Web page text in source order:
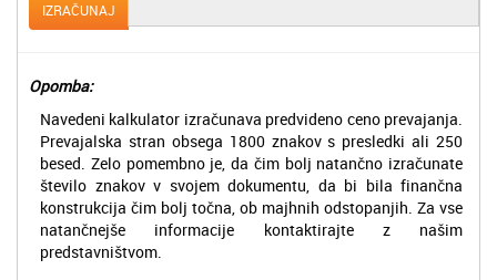
IZRAČUNAJ
Opomba:
Navedeni kalkulator izračunava predvideno ceno prevajanja.
Prevajalska stran obsega 1800 znakov s presledki ali 250
besed. Zelo pomembno je, da čim bolj natančno izračunate
število znakov v svojem dokumentu, da bi bila finančna
konstrukcija čim bolj točna, ob majhnih odstopanjih. Za vse
natančnejše informacije kontaktirajte z našim
predstavništvom.